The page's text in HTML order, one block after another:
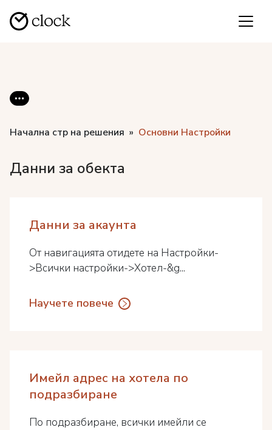
Начална стр на решения Основни Настройки
Данни за обекта
Данни за акаунта
От навигацията отидете на Настройки-
>Всички настройки->Хотел-&g...
Научете повече
Имейл адрес на хотела по
подразбиране
По подразбиране, всички имейли се